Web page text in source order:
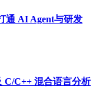
通 AI Agent与研发
C/C++ 混合语言分析